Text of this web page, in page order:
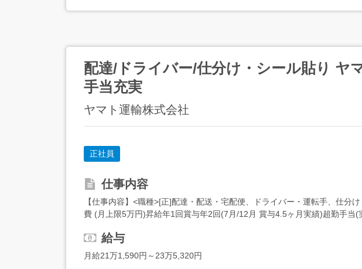
配達/ドライバー/仕分け・シール貼り ヤ
手当充実
ヤマト運輸株式会社
正社員
仕事内容
【仕事内容】<職種>[正]配達・配送・宅配便、ドライバー・運転手、仕
費 (月上限5万円)昇給年1回賞与年2回(7月/12月 賞与4.5ヶ月実績)超勤手
給与
月給21万1,590円～23万5,320円